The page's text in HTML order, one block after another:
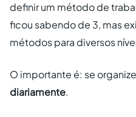
definir um método de
ficou sabendo de 3, mas
métodos para diversos
O importante é: se
diariamente.